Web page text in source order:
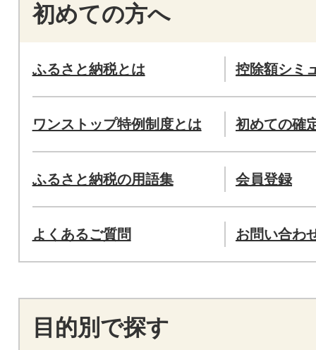
初めての方へ
ふるさと納税とは 控除額シミ
ワンストップ特例制度とは 初めての確
ふるさと納税の用語集 会員登録
よくあるご質問 お問い合わ
目的別で探す